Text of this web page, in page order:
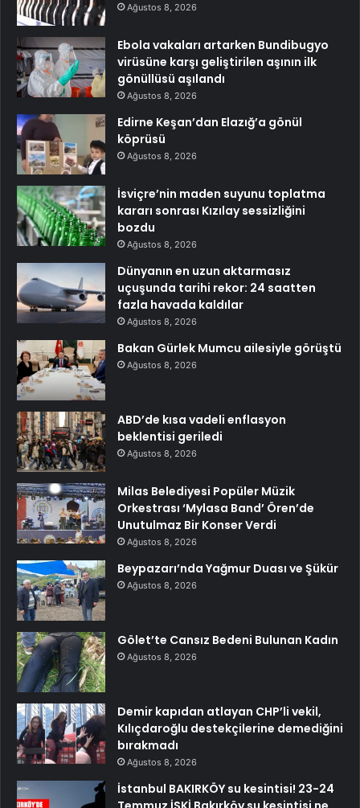
Ağustos 8, 2026
Ebola vakaları artarken Bundibugyo
virüsüne karşı geliştirilen aşının ilk
gönüllüsü aşılandı
Ağustos 8, 2026
Edirne Keşan’dan Elazığ’a gönül
köprüsü
Ağustos 8, 2026
İsviçre’nin maden suyunu toplatma
kararı sonrası Kızılay sessizliğini
bozdu
Ağustos 8, 2026
Dünyanın en uzun aktarmasız
uçuşunda tarihi rekor: 24 saatten
fazla havada kaldılar
Ağustos 8, 2026
Bakan Gürlek Mumcu ailesiyle görüştü
Ağustos 8, 2026
ABD’de kısa vadeli enflasyon
beklentisi geriledi
Ağustos 8, 2026
Milas Belediyesi Popüler Müzik
Orkestrası ‘Mylasa Band’ Ören’de
Unutulmaz Bir Konser Verdi
Ağustos 8, 2026
Beypazarı’nda Yağmur Duası ve Şükür
Ağustos 8, 2026
Gölet’te Cansız Bedeni Bulunan Kadın
Ağustos 8, 2026
Demir kapıdan atlayan CHP’li vekil,
Kılıçdaroğlu destekçilerine demediğini
bırakmadı
Ağustos 8, 2026
İstanbul BAKIRKÖY su kesintisi! 23-24